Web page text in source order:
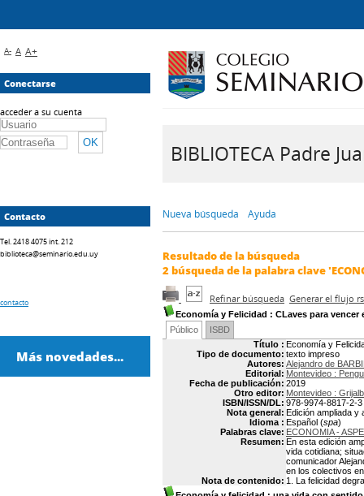
BIBLIOTECA Padre
Nueva búsqueda Ayuda
Resultado de la búsqueda
2búsqueda de la palabra clave
Refinar búsqueda Generar el flujo
Economía y Felicidad : CLaves para
Público
ISBD
Título : Economía y
Tipo de documento: texto impreso
Autores: Alejandro de
Editorial: Montevideo :
Fecha de publicación: 2019
Otro editor: Montevideo :
ISBN/ISSN/DL: 978-9974-8817-2-3
Nota general: Edición ampliada y
Idioma : Español (spa)
Palabras clave: ECONOMIA -
Resumen: En esta edición
vida cotidiana;
comunicador
en los colectivos
Nota de contenido: 1. La felicidad
A- A A+
Conectarse
acceder a su cuenta
Contacto
Tel. 2418 4075 int. 212
biblioteca@seminario.edu.uy
contacto
Más novedades...